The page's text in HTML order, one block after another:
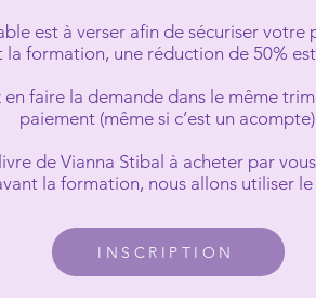
est à verser afin de sécuriser votre
la formation, une réduction de 50%
en faire la demande dans le même
paiement (même si c’est un
de Vianna Stibal à acheter par
la formation, nous allons utiliser
INSCRIPTION